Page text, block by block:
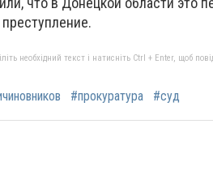
необхідний текст і натисніть Ctrl + Enter, щоб
#прокуратура #суд